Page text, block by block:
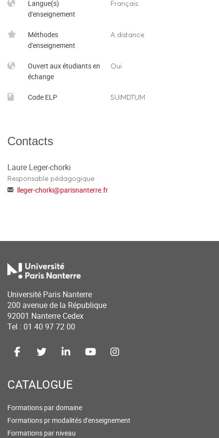
Langue(s)
d'enseignement
Français
Méthodes
d'enseignement
A distance
Ouvert aux étudiants en
échange
Oui
Code ELP 5UIMDTUM
Contacts
Laure Leger-chorki
Responsable pédagogique
lleger-chorki@parisnanterre.fr
Université Paris Nanterre
200 avenue de la République
92001 Nanterre Cedex
Tel : 01 40 97 72 00
CATALOGUE
Formations par domaine
Formations pr modalités d'enseignement
Formations par niveau